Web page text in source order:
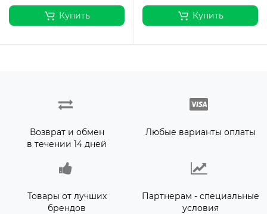
Купить Купить
Возврат и обмен
в течении 14 дней
Любые варианты оплаты
Товары от лучших
брендов
Партнерам - специальные
условия